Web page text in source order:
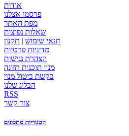
אודות
פרסמו אצלנו
מפת האתר
שאלות נפוצות
תנאי שימוש | תקנון
מדיניות פרטיות
הצהרת נגישות
מנוי תוכנית תזונה
בקשת ביטול מנוי
הבלוג שלנו
RSS
צור קשר
קטגוריות מתכונים